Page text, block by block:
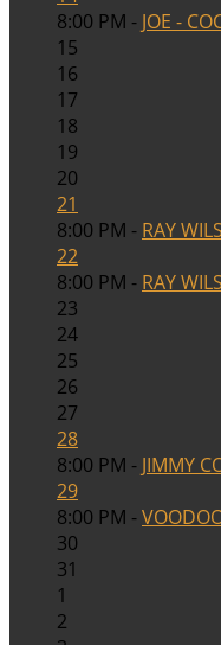
8:00 PM - JOE -
15
16
17
18
19
20
21
8:00 PM - RAY
22
8:00 PM - RAY
23
24
25
26
27
28
8:00 PM - JIMMY
29
8:00 PM -
30
31
1
2